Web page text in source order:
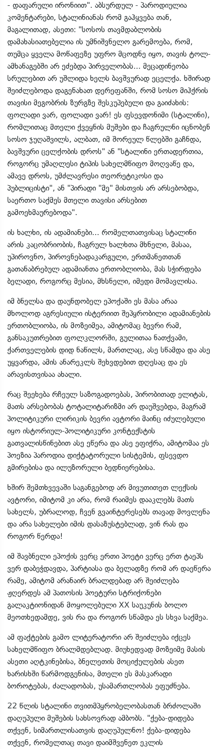
- დაფარული ირონიით". აბსურდულ - პაროდიულია
კომენტარები, სტალინიანას რომ გაჰყვება თან,
მაგალითად, ასეთი: "სოსოს თავმდაბლობის
დამახასიათებელია ის უმნიშვნელო გარემოება, რომ,
თუმცა ყველა მოწაფეზე უფრო მცოდნე იყო, თავის ტოლ-
ამხანაგებში არ ეძებდა პირველობას... მეცადინეობა
სრულებით არ უშლიდა ხელს ბავშვურად ეცელქა. ხშირად
შეიძლებოდა დაგენახათ დერეფანში, რომ სოსო მიჰქრის
თავისი მეგობრის ზურგზე შესკუპებული და გაიძახის:
ფოლადი ვარ, ფოლადი ვარ! ეს ფსევდონიმი (სტალინი),
რომლითაც მთელი ქვეყნის მუშები და ჩაგრულნი იცნობენ
სოსო ჯუღაშვილს, ალბათ, იმ შორეულ წლებში გაჩნდა,
ბავშვური ცელქობის დროს" ან "სტალინი ერთადერთია,
როგორც უმაღლესი ტიპის სახელმწიფო მოღვაწე და,
ამავე დროს, უმძლავრესი თეორეტიკოსი და
პუბლიცისტი", ან "პირადი "მე" მისთვის არ არსებობდა,
საერთო საქმეს მთელი თავისი არსებით
გამოეხმაურებოდა".
ის ხალხი, ის ადამიანები... რომელთათვისაც სტალინი
არის კაცობრიობის, ჩაგრულ ხალხთა მხნელი, მასაა,
უპიროვნო, პიროვნებადაკარგული, ერთმანეთთან
გათანაბრებულ ადამიანთა ერთობლიობა, მას სჭირდება
ბელადი, როგორც მესია, მხსნელი, იმედი მომავლისა.
იმ ბნელსა და დაუნდობელ ეპოქაში ეს მასა არაა
მხოლოდ აგრესიული ისტერიით შეპყრობილი ადამიანების
ერთობლიობა, ის მოზეიმეა, ამიტომაც ბევრი რამ,
განსაკუთრებით ფოლკლორში, გულითაა ნათქვამი,
ქართველების დიდ ნაწილს, მართლაც, ასე სწამდა და ასე
უყვარდა, ამის ანარეკლს შეხვდებით დღესაც და ეს
არავისთვისაა ახალი.
რაც შეეხება რჩეულ საზოგადოებას, პირობითად ელიტას,
მათს არსებობას ტოტალიტარიზმი არ დაუშვებდა, მაგრამ
პოლიტიკური ლირიკის ბევრი ავტორი მაინც იძულებული
იყო ისტორიულ-პოლიტიკური კონტექსტის
გათვალისწინებით ასე ეწერა და ასე ეფიქრა, ამიტომაა ეს
პოეზია პაროდია დიქტატორული სისტემის, ფსევდო
გმირებისა და ილუზორული ბედნიერებისა.
ხშირ შემთხვევაში საგანგებოდ არ მივუთითეთ ლექსის
ავტორი, იმიტომ კი არა, რომ რაიმეს დააკლებს მათს
სახელს, უბრალოდ, ჩვენ გვაინტერესებს თავად მოვლენა
და არა სახელები იმის დასაზუსტებლად, ვინ რას და
როგორ წერდა!
იმ შავბნელი ეპოქის ვერც ერთი პოეტი ვერც ერთ ტაეპს
ვერ დაბეჭდავდა, პარტიასა და ბელადზე რომ არ დაეწერა
რამე, ამიტომ არანაირ ბრალდებად არ შეიძლება
ჟღერდეს ამ პათოსის პოეტური სტრიქონები
გალაკტიონიდან მოყოლებული XX საუკუნის ბოლო
მეოთხედამდე, ვის რა და როგორ სწამდა ეს სხვა საქმეა.
ამ ფაქტების გამო ლიტერატორი არ შეიძლება იქცეს
სახელმწიფო ბრალმდებლად. მიუხედვად მოზეიმე მასის
ასეთი აღტკინებისა, ბნელეთის მოციქულების ასეთ
ხარისხში წარმოდგენისა, მთელი ეს მასკარადი
ბოროტებას, ძალადობას, უსამართლობას ეფუძნება.
22 წლის სტალინი თვითმპყრობელობასთან ბრძოლაში
დაღუპული მუშების სახსოვრად ამბობს. "ქება-დიდება
თქვენ, სიმართლისათვის დაღუპულნო! ქება-დიდება
თქვენ, რომელთაც თავი დაიმშვენეთ ეკლის